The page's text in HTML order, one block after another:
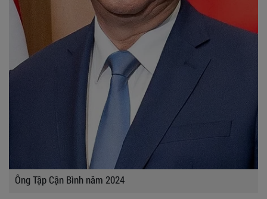
Ông Tập Cận Bình năm 2024